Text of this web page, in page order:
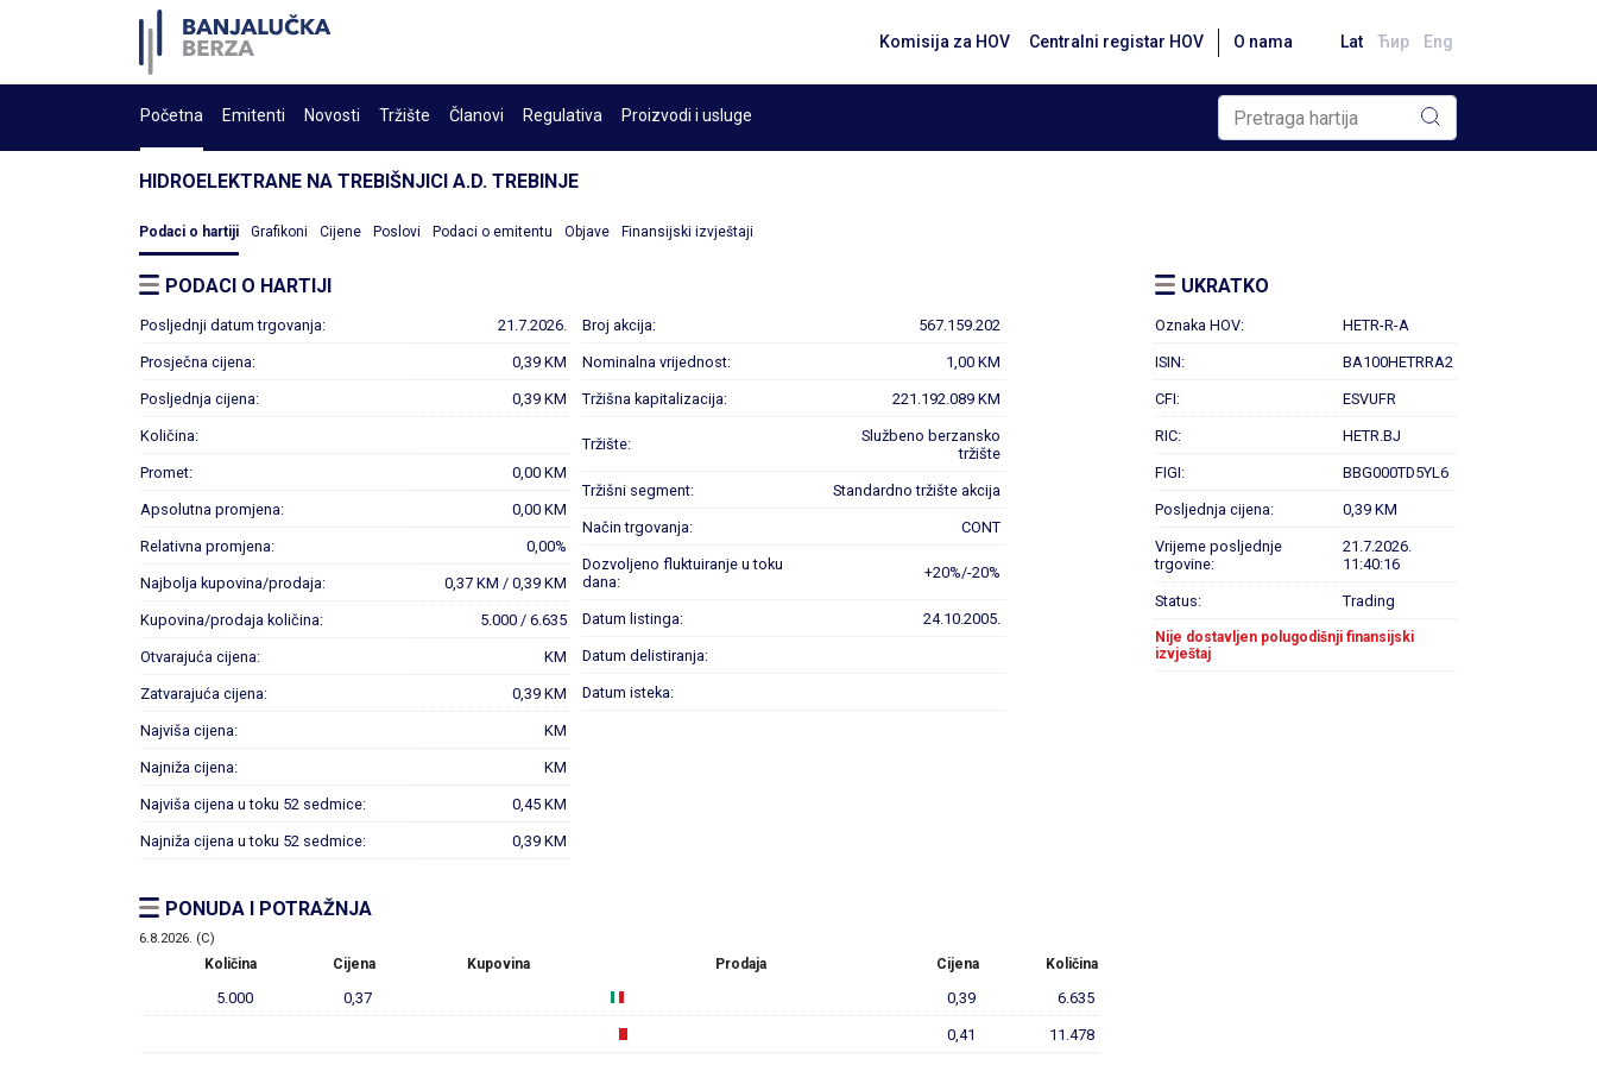
Komisija za HOV Centralni registar HOV O nama Lat Ћир Eng
Početna Emitenti Novosti Tržište Članovi Regulativa Proizvodi i usluge
HIDROELEKTRANE NA TREBIŠNJICI A.D. TREBINJE
Podaci o hartiji Grafikoni Cijene Poslovi Podaci o emitentu Objave Finansijski izvještaji
PODACI O HARTIJI
Posljednji datum trgovanja: 21.7.2026.
Prosječna cijena: 0,39 KM
Posljednja cijena: 0,39 KM
Količina:
Promet: 0,00 KM
Apsolutna promjena: 0,00 KM
Relativna promjena: 0,00%
Najbolja kupovina/prodaja: 0,37 KM / 0,39 KM
Kupovina/prodaja količina: 5.000 / 6.635
Otvarajuća cijena: KM
Zatvarajuća cijena: 0,39 KM
Najviša cijena: KM
Najniža cijena: KM
Najviša cijena u toku 52 sedmice: 0,45 KM
Najniža cijena u toku 52 sedmice: 0,39 KM
Broj akcija: 567.159.202
Nominalna vrijednost: 1,00 KM
Tržišna kapitalizacija: 221.192.089 KM
Tržište:
Službeno berzansko
tržište
Tržišni segment: Standardno tržište akcija
Način trgovanja: CONT
Dozvoljeno fluktuiranje u toku
dana:
+20%/-20%
Datum listinga: 24.10.2005.
Datum delistiranja:
Datum isteka:
UKRATKO
Oznaka HOV: HETR-R-A
ISIN: BA100HETRRA2
CFI: ESVUFR
RIC: HETR.BJ
FIGI: BBG000TD5YL6
Posljednja cijena: 0,39 KM
Vrijeme posljednje
trgovine:
21.7.2026.
11:40:16
Status: Trading
Nije dostavljen polugodišnji finansijski
izvještaj
PONUDA I POTRAŽNJA
6.8.2026. (C)
Količina Cijena Kupovina Prodaja Cijena Količina
5.000 0,37 0,39 6.635
0,41 11.478